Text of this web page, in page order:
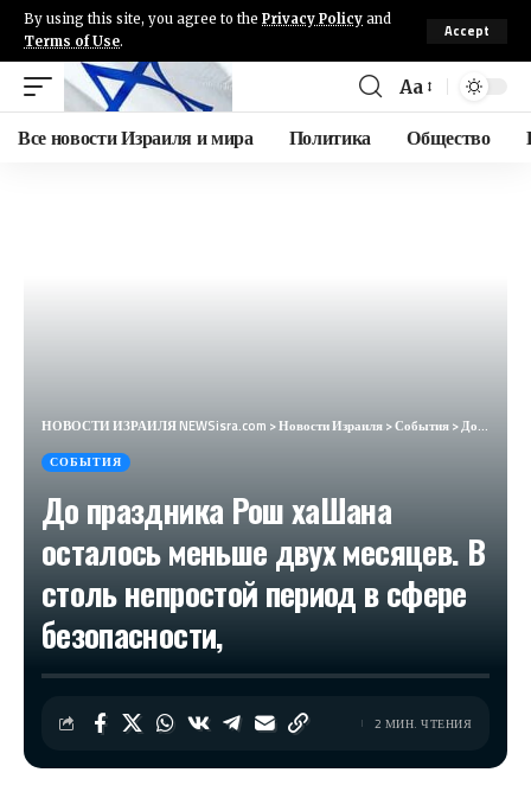
By using this site, you agree to the Privacy Policy and
Terms of Use.
Accept
Aa
Все новости Израиля и мира Политика Общество
НОВОСТИ ИЗРАИЛЯ NEWSisra.com >Новости Израиля>События>До праздника Рош хаШана осталось меньше двух месяцев. В столь непростой период в сфере безопасности,
СОБЫТИЯ
До праздника Рош хаШана
осталось меньше двух месяцев. В
столь непростой период в сфере
безопасности,
2 МИН. ЧТЕНИЯ